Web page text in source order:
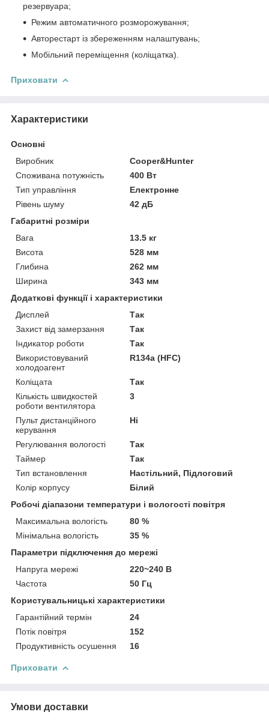
резервуара;
Режим автоматичного розморожування;
Авторестарт із збереженням налаштувань;
Мобільний переміщення (коліщатка).
Приховати
Характеристики
Основні
Виробник
Cooper&Hunter
Споживана потужність
400 Вт
Тип управління
Електронне
Рівень шуму
42 дБ
Габаритні розміри
Вага
13.5 кг
Висота
528 мм
Глибина
262 мм
Ширина
343 мм
Додаткові функції і характеристики
Дисплей
Так
Захист від замерзання
Так
Індикатор роботи
Так
Використовуваний
холодоагент
R134a (HFC)
Коліщата
Так
Кількість швидкостей
роботи вентилятора
3
Пульт дистанційного
керування
Ні
Регулювання вологості
Так
Таймер
Так
Тип встановлення
Настільний, Підлоговий
Колір корпусу
Білий
Робочі діапазони температури і вологості повітря
Максимальна вологість
80 %
Мінімальна вологість
35 %
Параметри підключення до мережі
Напруга мережі
220~240 В
Частота
50 Гц
Користувальницькі характеристики
Гарантійний термін
24
Потік повітря
152
Продуктивність осушення
16
Приховати
Умови доставки